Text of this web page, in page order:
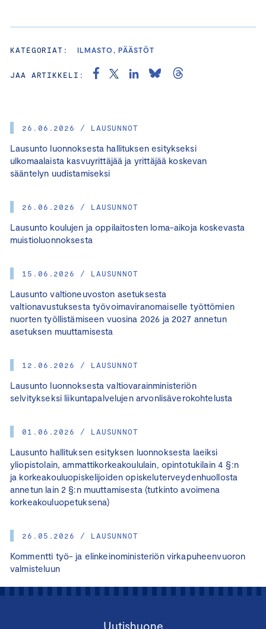
26.06.2026 / LAUSUNNOT
Lausunto luonnoksesta hallituksen esitykseksi
ulkomaalaista kasvuyrittäjää ja yrittäjää koskevan
sääntelyn uudistamiseksi
26.06.2026 / LAUSUNNOT
Lausunto koulujen ja oppilaitosten loma-aikoja koskevasta
muistioluonnoksesta
15.06.2026 / LAUSUNNOT
Lausunto valtioneuvoston asetuksesta
valtionavustuksesta työvoimaviranomaiselle työttömien
nuorten työllistämiseen vuosina 2026 ja 2027 annetun
asetuksen muuttamisesta
12.06.2026 / LAUSUNNOT
Lausunto luonnoksesta valtiovarainministeriön
selvitykseksi liikuntapalvelujen arvonlisäverokohtelusta
01.06.2026 / LAUSUNNOT
Lausunto hallituksen esityksen luonnoksesta laeiksi
yliopistolain, ammattikorkeakoululain, opintotukilain 4 §:n
ja korkeakouluopiskelijoiden opiskeluterveydenhuollosta
annetun lain 2 §:n muuttamisesta (tutkinto avoimena
korkeakouluopetuksena)
26.05.2026 / LAUSUNNOT
Kommentti työ- ja elinkeinoministeriön virkapuheenvuoron
valmisteluun
KATEGORIAT: ILMASTO, PÄÄSTÖT
JAA ARTIKKELI:
Uutishuone